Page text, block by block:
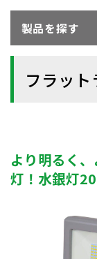
製品を探す
フラッ
より明るく
灯！水銀灯